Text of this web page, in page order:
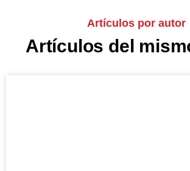
Artículos por autor
Artículos del